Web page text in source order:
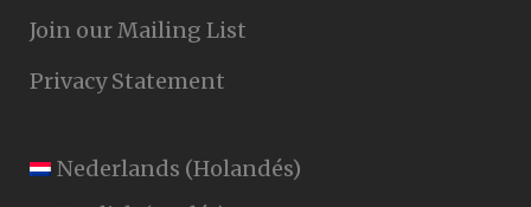
Join our Mailing List
Privacy Statement
Nederlands (Holandés)